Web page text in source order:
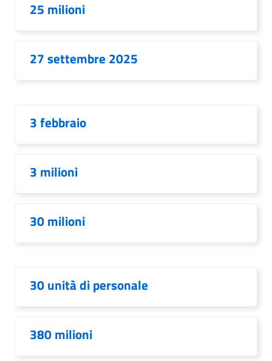
25 milioni
27 settembre 2025
3 febbraio
3 milioni
30 milioni
30 unità di personale
380 milioni